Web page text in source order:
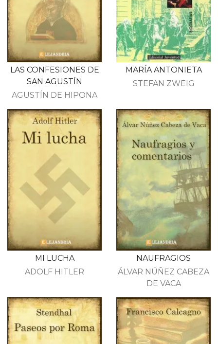
LAS CONFESIONES DE
SAN AGUSTÍN
AGUSTÍN DE HIPONA
MARÍA ANTONIETA
STEFAN ZWEIG
MI LUCHA
ADOLF HITLER
NAUFRAGIOS
ÁLVAR NÚÑEZ CABEZA
DE VACA